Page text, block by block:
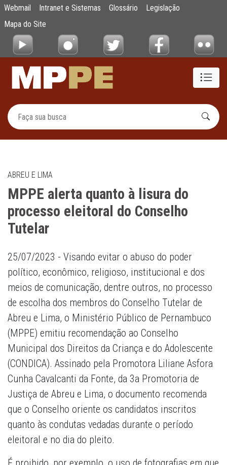
Pular para o Conteúdo principal
MPPE alerta quanto à lisura do processo
Webmail Intranet e Sistemas Glossário
Legislação
Mapa do Site
ABREU E LIMA
MPPE alerta quanto à lisura do
processo eleitoral do Conselho
Tutelar
25/07/2023 - Visando evitar o abuso do poder
político, econômico, religioso, institucional e dos
meios de comunicação, dentre outros, no processo
de escolha dos membros do Conselho Tutelar de
Abreu e Lima, o Ministério Público de Pernambuco
(MPPE) emitiu recomendação ao Conselho
Municipal dos Direitos da Criança e do Adolescente
(CONDICA). Assinado pela Promotora Liliane Asfora
Cunha Cavalcanti da Fonte, da 3a Promotoria de
Justiça de Abreu e Lima, o documento recomenda
que o Conselho oriente os candidatos inscritos
quanto às condutas vedadas durante o período
eleitoral e no dia do pleito.